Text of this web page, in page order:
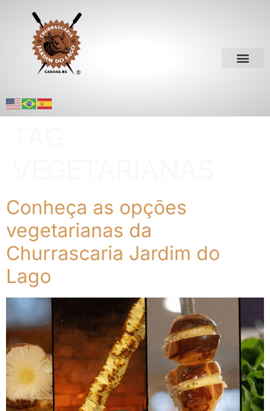
Conheça as opções
vegetarianas da
Churrascaria Jardim do
Lago